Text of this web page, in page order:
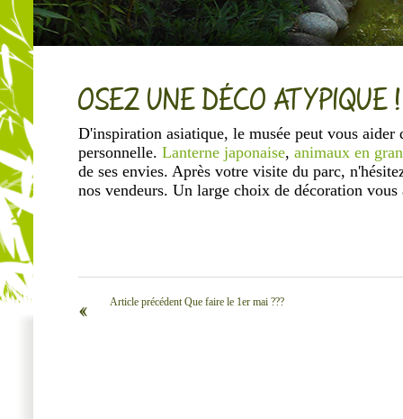
OSEZ UNE DÉCO ATYPIQUE !
D'inspiration asiatique, le musée peut vous aider
personnelle. Lanterne japonaise, animaux en
de ses envies. Après votre visite du parc,
nos vendeurs. Un large choix de décoration vous
‹‹ Article précédent Que faire le 1er mai ???